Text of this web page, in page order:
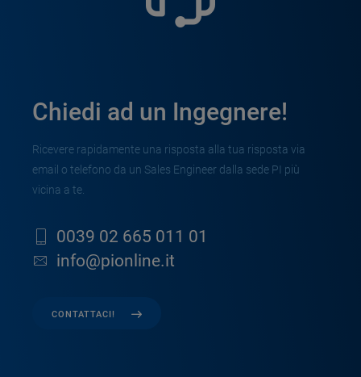
Chiedi ad un Ingegnere!
Ricevere rapidamente una risposta alla tua risposta via
email o telefono da un Sales Engineer dalla sede PI più
vicina a te.
0039 02 665 011 01
info@pionline.it
CONTATTACI!